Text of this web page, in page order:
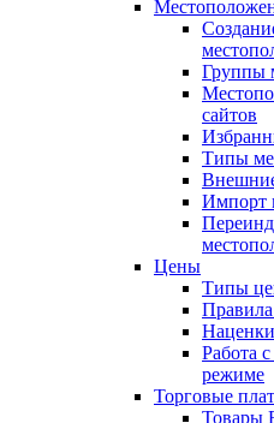
Группы
сайтов
Типы
Импорт
Цены
Типы
Работа
режиме
Торговые
Товары